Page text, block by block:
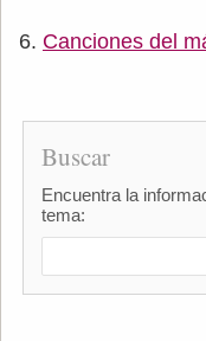
Canciones del
Buscar
Encuentra la
tema: